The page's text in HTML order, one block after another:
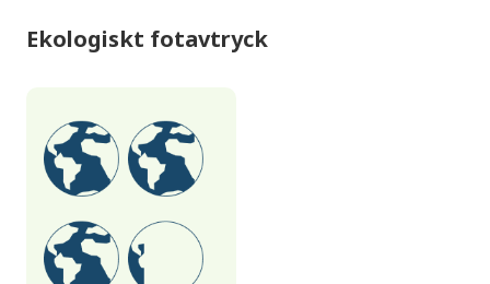
Ekologiskt fotavtryck